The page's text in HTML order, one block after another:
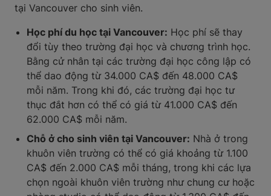
tại Vancouver cho sinh viên.
Học phí du học tại Vancouver: Học phí sẽ thay
đổi tùy theo trường đại học và chương trình học.
Bằng cử nhân tại các trường đại học công lập có
thể dao động từ 34.000 CA$ đến 48.000 CA$
mỗi năm. Trong khi đó, các trường đại học tư
thục đắt hơn có thể có giá từ 41.000 CA$ đến
62.000 CA$ mỗi năm.
Chỗ ở cho sinh viên tại Vancouver: Nhà ở trong
khuôn viên trường có thể có giá khoảng từ 1.100
CA$ đến 2.000 CA$ mỗi tháng, trong khi các lựa
chọn ngoài khuôn viên trường như chung cư hoặc